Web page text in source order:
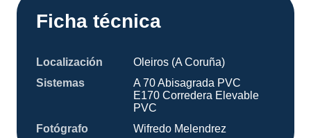
Ficha técnica
Localización
Oleiros (A Coruña)
Sistemas
A 70 Abisagrada PVC
E170 Corredera Elevable
PVC
Fotógrafo
Wifredo Melendrez